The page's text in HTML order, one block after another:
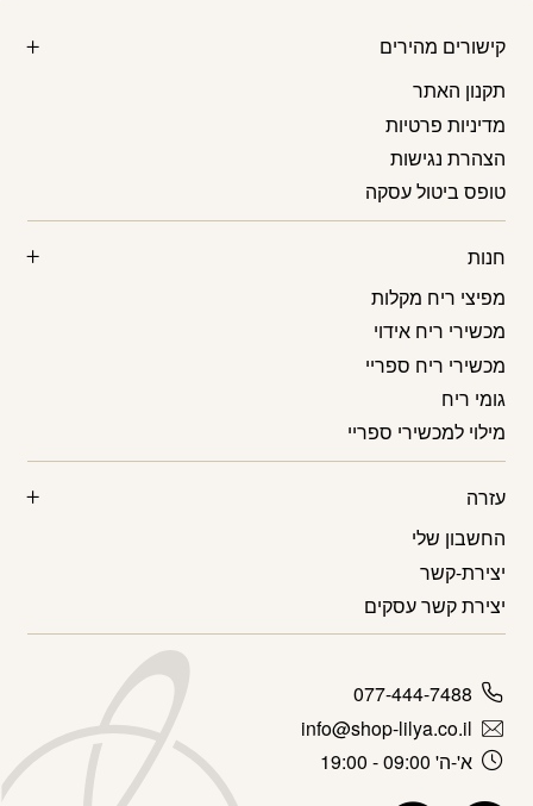
קישורים מהירים
תקנון האתר
מדיניות פרטיות
הצהרת נגישות
טופס ביטול עסקה
חנות
מפיצי ריח מקלות
מכשירי ריח אידוי
מכשירי ריח ספריי
גומי ריח
מילוי למכשירי ספריי
עזרה
החשבון שלי
יצירת-קשר
יצירת קשר עסקים
077-444-7488
info@shop-lilya.co.il
א'-ה' 09:00 - 19:00